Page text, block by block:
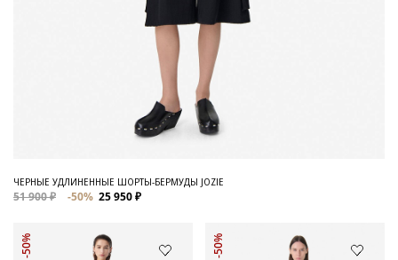
ЧЕРНЫЕ УДЛИНЕННЫЕ ШОРТЫ-БЕРМУДЫ JOZIE
51 900 ₽ -50% 25 950 ₽
-50% -50%